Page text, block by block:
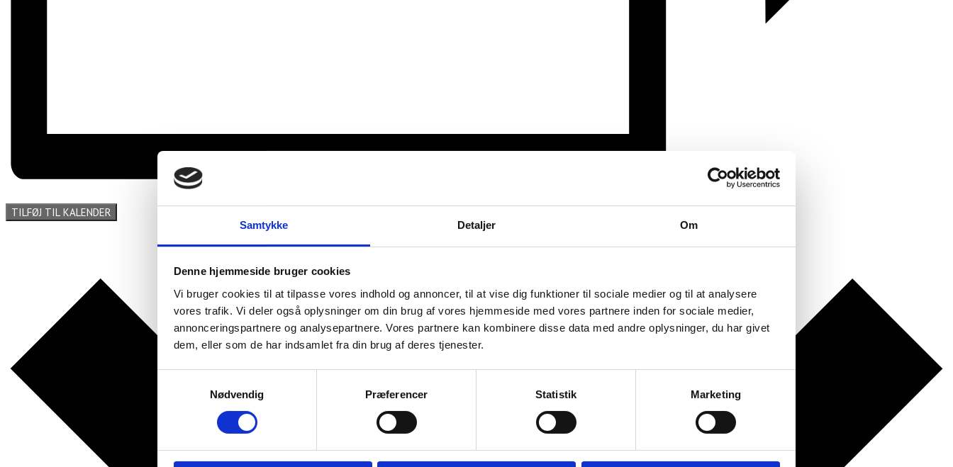
Samtykke Detaljer Om
Denne hjemmeside bruger cookies
Vi bruger cookies til at tilpasse vores indhold og annoncer, til at vise dig funktioner til sociale medier og til at analysere
vores trafik. Vi deler også oplysninger om din brug af vores hjemmeside med vores partnere inden for sociale medier,
annonceringspartnere og analysepartnere. Vores partnere kan kombinere disse data med andre oplysninger, du har givet
dem, eller som de har indsamlet fra din brug af deres tjenester.
Nødvendig
Præferencer Statistik Marketing
TILFØJ TIL KALENDER